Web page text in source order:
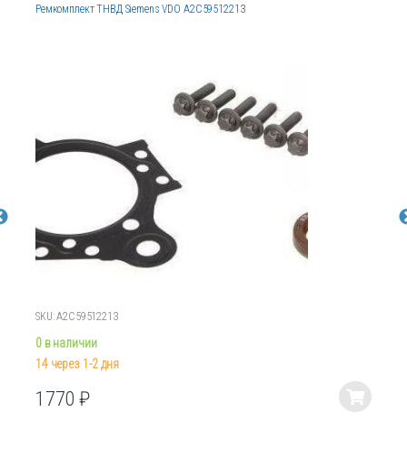
Ремкомплект ТНВД Siemens VDO A2C59512213
SKU: A2C59512213
0 в наличии
14 через 1-2 дня
1770₽
Этот